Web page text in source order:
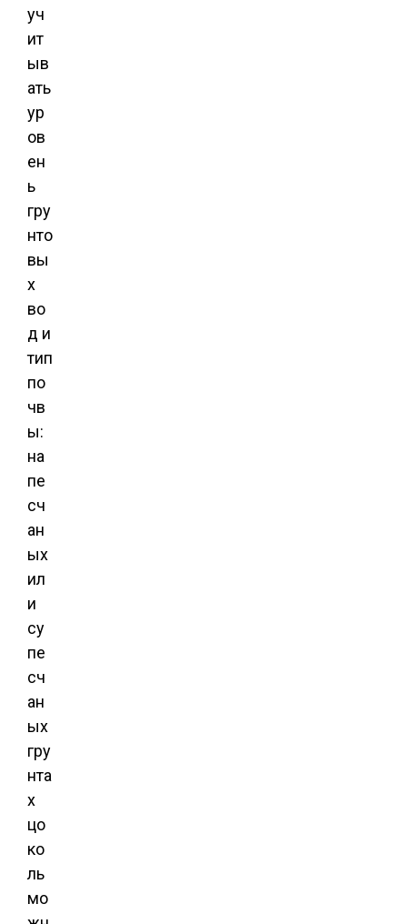
уч
ит
ыв
ать
ур
ов
ен
ь
гру
нто
вы
х
во
д и
тип
по
чв
ы:
на
пе
сч
ан
ых
ил
и
су
пе
сч
ан
ых
гру
нта
х
цо
ко
ль
мо